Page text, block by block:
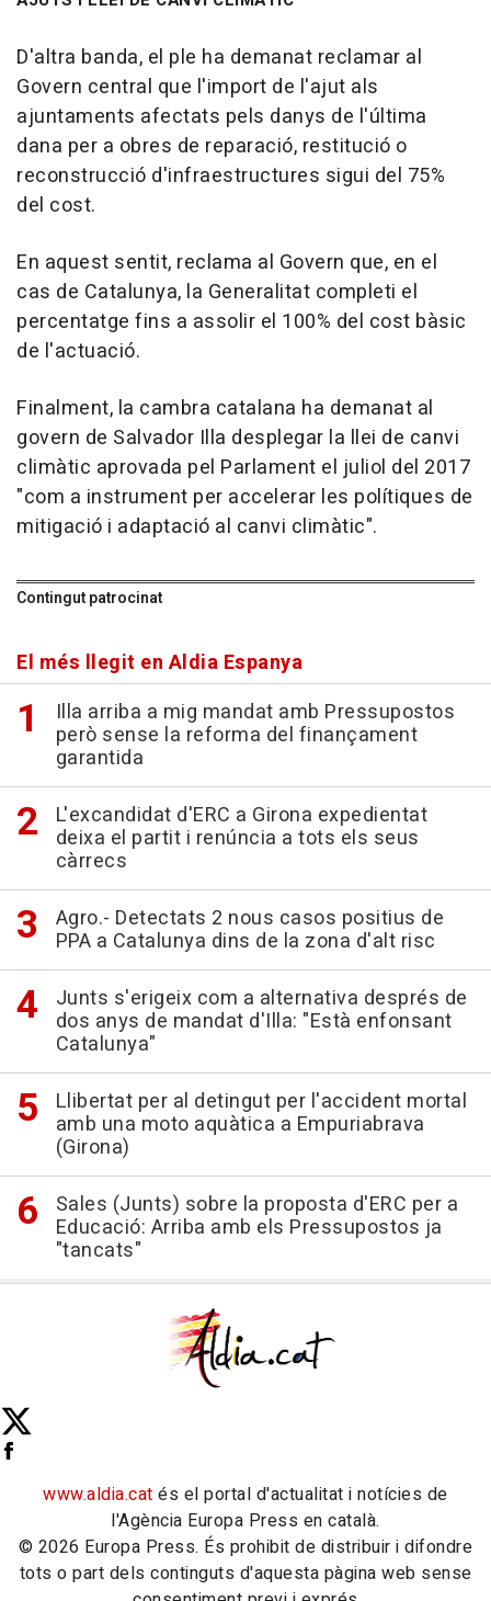
D'altra banda, el ple ha demanat reclamar al
Govern central que l'import de l'ajut als
ajuntaments afectats pels danys de l'última
dana per a obres de reparació, restitució o
reconstrucció d'infraestructures sigui del 75%
del cost.
En aquest sentit, reclama al Govern que, en el
cas de Catalunya, la Generalitat completi el
percentatge fins a assolir el 100% del cost bàsic
de l'actuació.
Finalment, la cambra catalana ha demanat al
govern de Salvador Illa desplegar la llei de canvi
climàtic aprovada pel Parlament el juliol del 2017
"com a instrument per accelerar les polítiques de
mitigació i adaptació al canvi climàtic".
Contingut patrocinat
El més llegit en Aldia Espanya
Illa arriba a mig mandat amb Pressupostos
però sense la reforma del finançament
garantida
L'excandidat d'ERC a Girona expedientat
deixa el partit i renúncia a tots els seus
càrrecs
Agro.- Detectats 2 nous casos positius de
PPA a Catalunya dins de la zona d'alt risc
Junts s'erigeix com a alternativa després de
dos anys de mandat d'Illa: "Està enfonsant
Catalunya"
Llibertat per al detingut per l'accident mortal
amb una moto aquàtica a Empuriabrava
(Girona)
Sales (Junts) sobre la proposta d'ERC per a
Educació: Arriba amb els Pressupostos ja
"tancats"
www.aldia.cat és el portal d'actualitat i notícies de
l'Agència Europa Press en català.
© 2026 Europa Press. És prohibit de distribuir i difondre
tots o part dels continguts d'aquesta pàgina web sense